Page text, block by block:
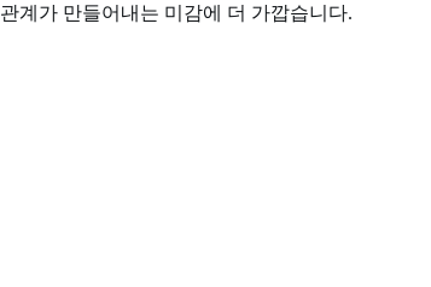
관계가 만들어내는 미감에 더 가깝습니다.